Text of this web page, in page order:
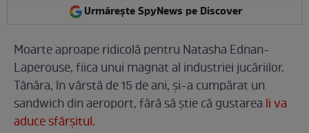
Urmărește SpyNews pe Discover
Moarte aproape ridicolă pentru Natasha Ednan-
Laperouse, fiica unui magnat al industriei jucăriilor.
Tânăra, în vârstă de 15 de ani, și-a cumpărat un
sandwich din aeroport, fără să știe că gustareaîi va
aduce sfârșitul.